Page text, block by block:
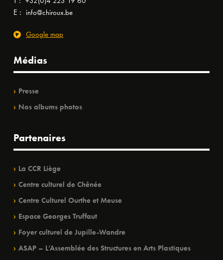
E : info@chiroux.be
Google map
Médias
Presse
Nos albums photos
Partenaires
La CCR Liège
Centre culturel de Chênée
Centre Culturel Ourthe et Meuse
Espace Georges Truffaut
Foyer culturel de Jupille-Wandre
ASAP – L’Assemblée des Structures en Arts Plastiques